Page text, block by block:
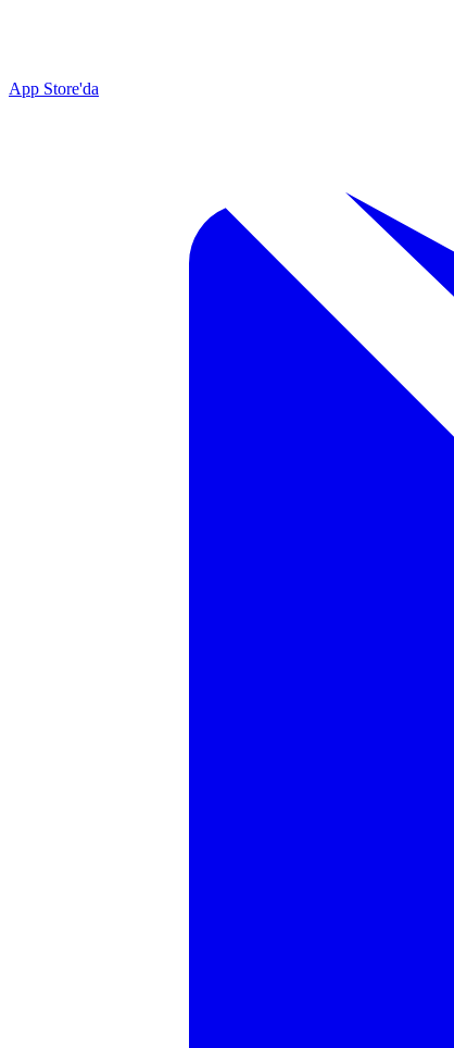
App Store'da